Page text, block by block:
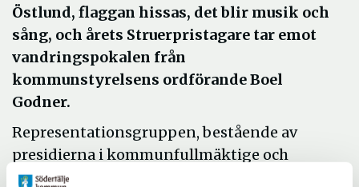
Östlund, flaggan hissas, det blir musik och
sång, och årets Struerpristagare tar emot
vandringspokalen från
kommunstyrelsens ordförande Boel
Godner.
Representationsgruppen, bestående av
presidierna i kommunfullmäktige och
kommunstyrelsen, har beslutat att Jonas